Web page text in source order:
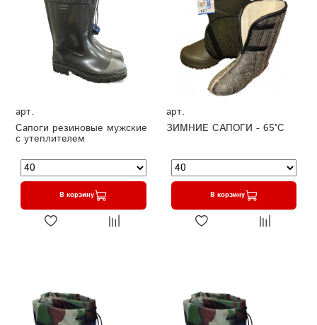
арт.
Сапоги резиновые мужские
с утеплителем
В корзину
арт.
ЗИМНИЕ САПОГИ - 65°C
В корзину